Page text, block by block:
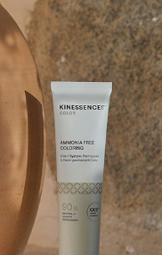
+ KINGLOSS™
KINMASTER